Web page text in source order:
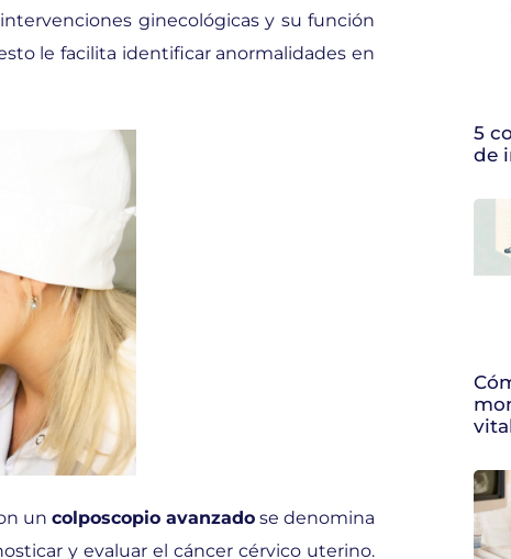
ginecológicas y su función
le facilita identificar anormalidades en
un colposcopio avanzadose denomina
y evaluar el cáncer cérvico uterino.
5
de